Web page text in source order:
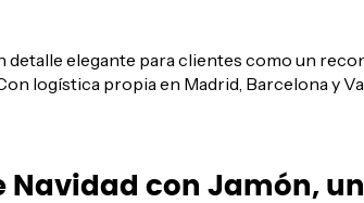
detalle elegante para clientes como un
logística propia en Madrid, Barcelona y
Navidad con Jamón,